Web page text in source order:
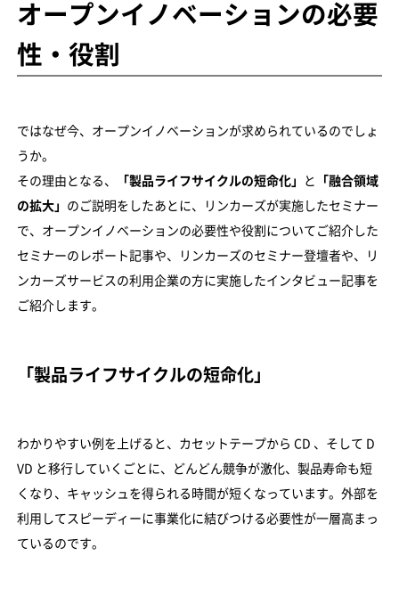
オープンイノベーションの必要
性・役割
ではなぜ今、オープンイノベーションが求められているのでしょ
うか。
その理由となる、
「製品ライフサイクルの短命化」 と
「融合領域
の拡大」 のご説明をしたあとに、リンカーズが実施したセミナー
で、オープンイノベーションの必要性や役割についてご紹介した
セミナーのレポート記事や、リンカーズのセミナー登壇者や、リ
ンカーズサービスの利用企業の方に実施したインタビュー記事を
ご紹介します。
「製品ライフサイクルの短命化」
わかりやすい例を上げると、カセットテープから CD 、そして D
VD と移行していくごとに、どんどん競争が激化、製品寿命も短
くなり、キャッシュを得られる時間が短くなっています。外部を
利用してスピーディーに事業化に結びつける必要性が一層高まっ
ているのです。